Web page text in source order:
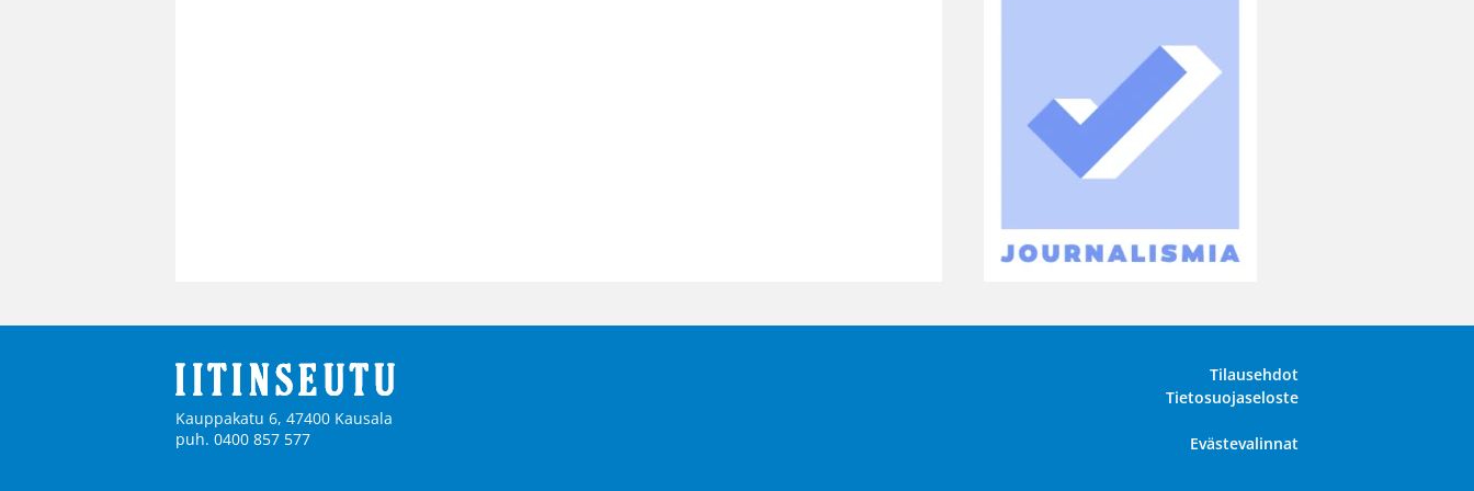
Kauppakatu 6, 47400 Kausala
puh. 0400 857 577
Tilausehdot
Tietosuojaseloste
Evästevalinnat